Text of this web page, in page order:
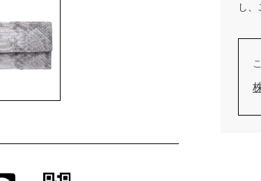
し、